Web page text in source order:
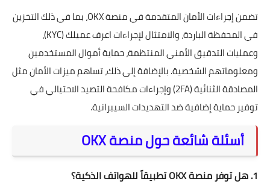
تضمن إجراءات الأمان المتقدمة في منصة OKX، بما في ذلك التخزين
في المحفظة الباردة، والامتثال لإجراءات اعرف عميلك (KYC)،
وعمليات التدقيق الأمني المنتظمة، حماية أموال المستخدمين
ومعلوماتهم الشخصية. بالإضافة إلى ذلك، تساهم ميزات الأمان مثل
المصادقة الثنائية (2FA) وإجراءات مكافحة التصيد الاحتيالي في
توفير حماية إضافية ضد التهديدات السيبرانية.
أسئلة شائعة حول منصة OKX
1. هل توفر منصة OKX تطبيقاً للهواتف الذكية؟